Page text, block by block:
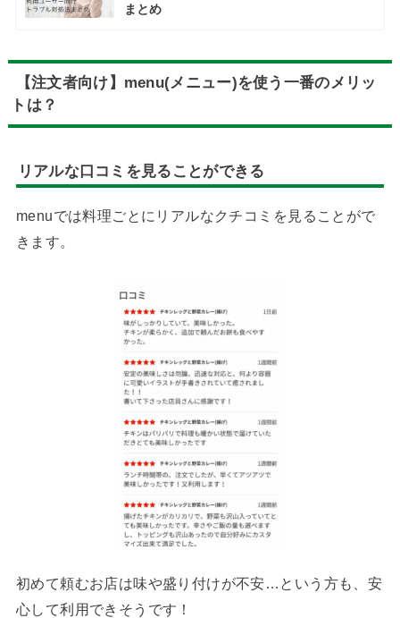
まとめ
【注文者向け】menu(メニュー)を使う一番のメリッ
トは？
リアルな口コミを見ることができる
menuでは料理ごとにリアルなクチコミを見ることがで
きます。
初めて頼むお店は味や盛り付けが不安…という方も、安
心して利用できそうです！